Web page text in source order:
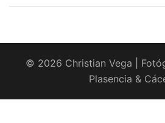
© 2026 Christian Vega |
Plasencia &